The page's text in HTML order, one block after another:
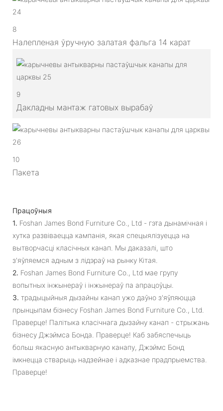
8
Налепленая ўручную залатая фальга 14 карат
9
Дакладны мантаж гатовых вырабаў
10
Пакета
Працоўныя
1. Foshan James Bond Furniture Co., Ltd - гэта дынамічная і
хутка развіваецца кампанія, якая спецыялізуецца на
вытворчасці класічных канап. Мы даказалі, што
з'яўляемся адным з лідэраў на рынку Кітая.
2. Foshan James Bond Furniture Co., Ltd мае групу
вопытных інжынераў і інжынераў па апрацоўцы.
3. традыцыйныя дызайны канап ужо даўно з'яўляюцца
прынцыпам бізнесу Foshan James Bond Furniture Co., Ltd.
Праверце! Палітыка класічнага дызайну канап - стрыжань
бізнесу Джэймса Бонда. Праверце! Каб забяспечыць
больш якасную антыкварную канапу, Джэймс Бонд
імкнецца стварыць надзейнае і адказнае прадпрыемства.
Праверце!